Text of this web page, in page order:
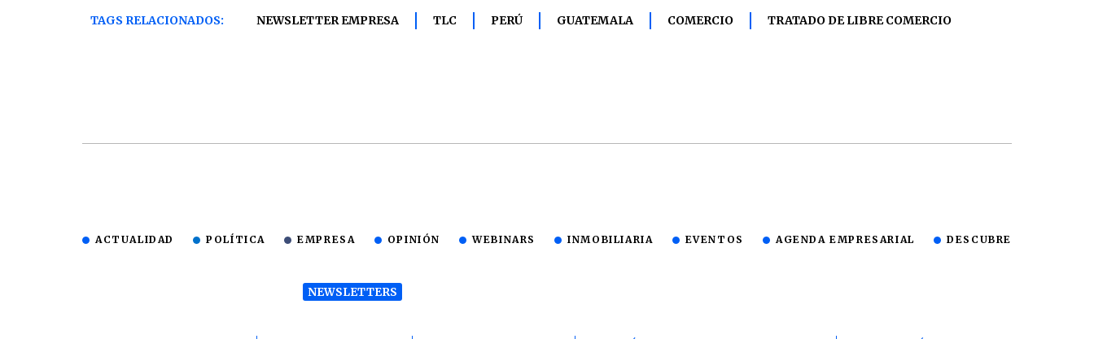
TAGS RELACIONADOS: NEWSLETTER EMPRESA TLC PERÚ GUATEMALA COMERCIO TRATADO DE LIBRE COMERCIO
ACTUALIDAD POLÍTICA EMPRESA OPINIÓN WEBINARS INMOBILIARIA EVENTOS AGENDA EMPRESARIAL DESCUBRE
NEWSLETTERS